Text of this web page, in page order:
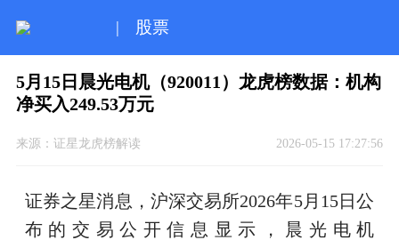
| 股票
5月15日晨光电机（920011）龙虎榜数据：机构
净买入249.53万元
来源： 证星龙虎榜解读 2026-05-15 17:27:56
证券之星消息，沪深交易所2026年5月15日公
布的交易公开信息显示，晨光电机